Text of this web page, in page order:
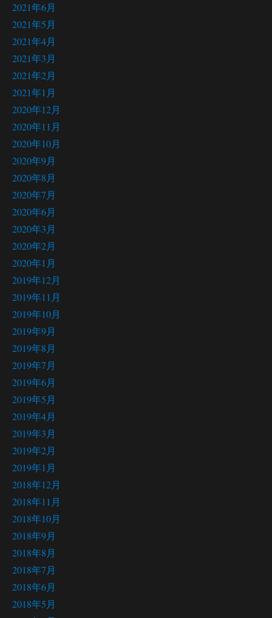
2021年6月
2021年5月
2021年4月
2021年3月
2021年2月
2021年1月
2020年12月
2020年11月
2020年10月
2020年9月
2020年8月
2020年7月
2020年6月
2020年3月
2020年2月
2020年1月
2019年12月
2019年11月
2019年10月
2019年9月
2019年8月
2019年7月
2019年6月
2019年5月
2019年4月
2019年3月
2019年2月
2019年1月
2018年12月
2018年11月
2018年10月
2018年9月
2018年8月
2018年7月
2018年6月
2018年5月